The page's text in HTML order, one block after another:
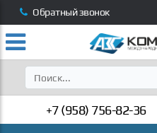
Обратный звонок
+7 (958) 756-82-36